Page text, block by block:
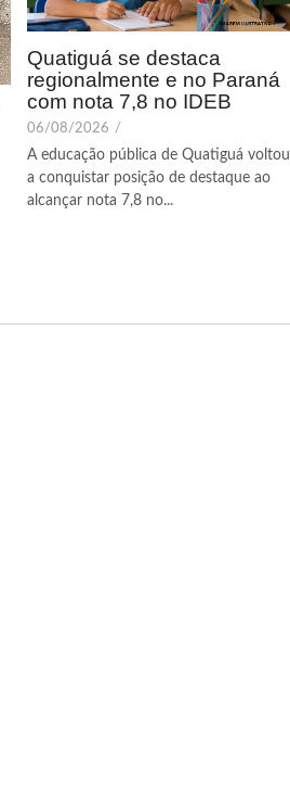
Quatiguá se destaca
regionalmente e no Paraná
com nota 7,8 no IDEB
06/08/2026 /
A educação pública de Quatiguá voltou
a conquistar posição de destaque ao
alcançar nota 7,8 no...